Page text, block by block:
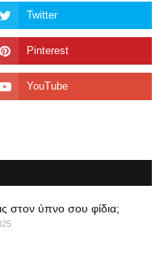
στον ύπνο σου φίδια;